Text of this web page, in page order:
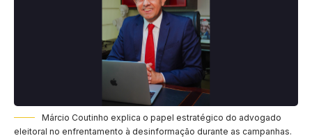
Márcio Coutinho explica o papel estratégico do advogado
eleitoral no enfrentamento à desinformação durante as campanhas.